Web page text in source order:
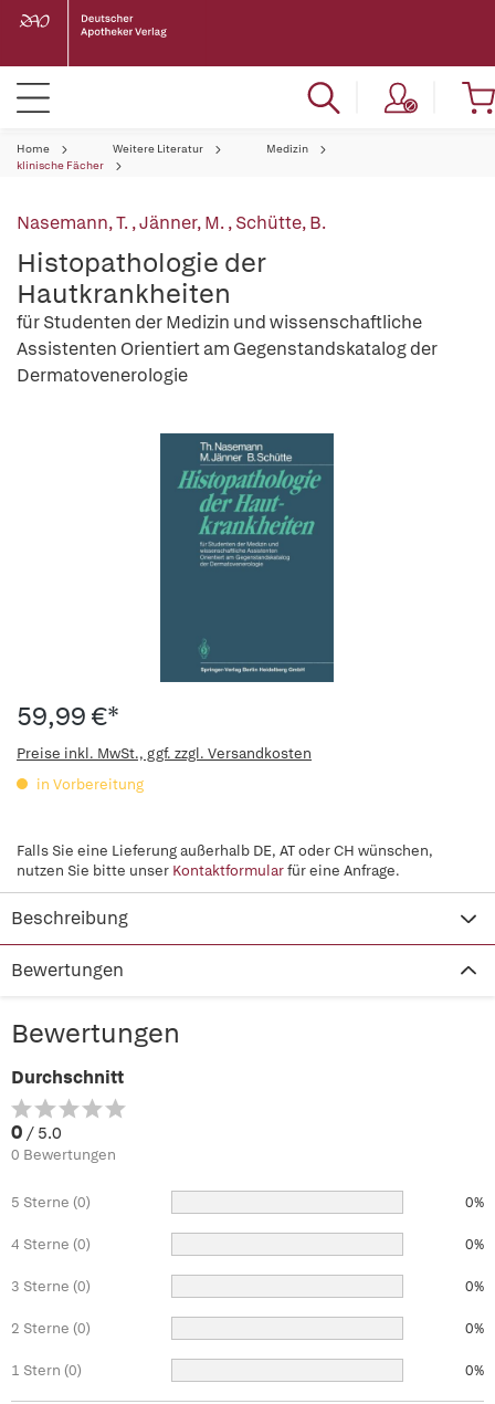
Home Weitere Literatur
Medizin
klinische Fächer
Nasemann, T.,Jänner, M.,Schütte, B.
Histopathologie der
Hautkrankheiten
für Studenten der Medizin und wissenschaftliche
Assistenten Orientiert am Gegenstandskatalog der
Dermatovenerologie
59,99 €*
Preise inkl. MwSt., ggf. zzgl. Versandkosten
in Vorbereitung
Falls Sie eine Lieferung außerhalb DE, AT oder CH wünschen,
nutzen Sie bitte unser Kontaktformularfür eine Anfrage.
Beschreibung
Bewertungen
Bewertungen
Durchschnitt
0 / 5.0
0 Bewertungen
5 Sterne (0) 0%
4 Sterne (0) 0%
3 Sterne (0) 0%
2 Sterne (0) 0%
1 Stern (0) 0%